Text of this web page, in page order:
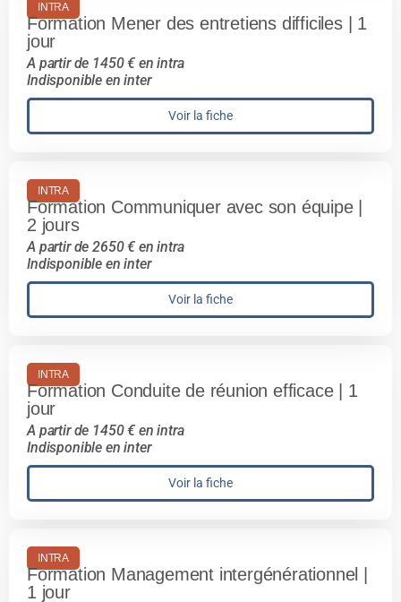
INTRA
Formation Mener des entretiens difficiles | 1
jour
A partir de 1450 € en intra
Indisponible en inter
Voir la fiche
INTRA
Formation Communiquer avec son équipe |
2 jours
A partir de 2650 € en intra
Indisponible en inter
Voir la fiche
INTRA
Formation Conduite de réunion efficace | 1
jour
A partir de 1450 € en intra
Indisponible en inter
Voir la fiche
INTRA
Formation Management intergénérationnel |
1 jour